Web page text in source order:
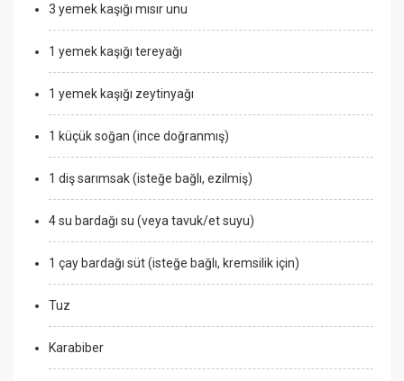
3 yemek kaşığı mısır unu
1 yemek kaşığı tereyağı
1 yemek kaşığı zeytinyağı
1 küçük soğan (ince doğranmış)
1 diş sarımsak (isteğe bağlı, ezilmiş)
4 su bardağı su (veya tavuk/et suyu)
1 çay bardağı süt (isteğe bağlı, kremsilik için)
Tuz
Karabiber